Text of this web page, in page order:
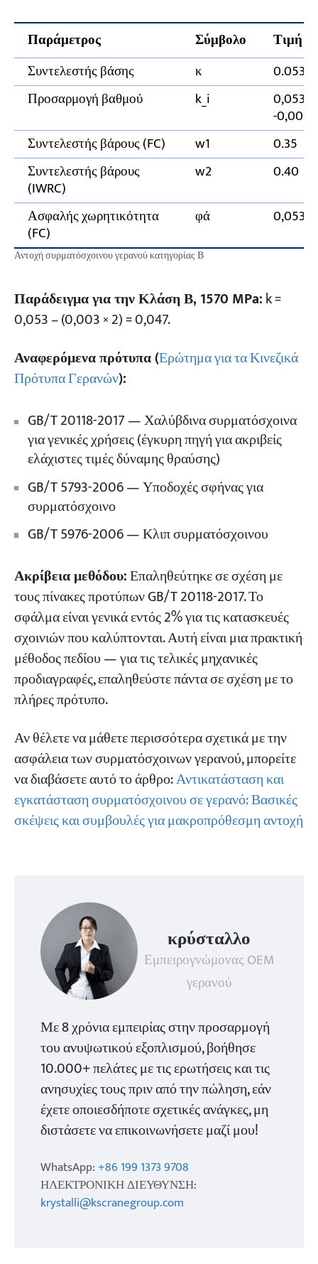
Παράμετρος Σύμβολο
Τιμή
Συντελεστής βάσης
κ
0.053
Προσαρμογή βαθμού
k_i 0,053 ±
-0,001)
Συντελεστής βάρους (FC)
w1
0.35
Συντελεστής βάρους
(IWRC)
w2 0.40
Ασφαλής χωρητικότητα
(FC)
φά 0,053 ×
Αντοχή συρματόσχοινου γερανού κατηγορίας Β
Παράδειγμα για την Κλάση Β, 1570 MPa:k =
0,053 – (0,003 × 2) = 0,047.
Αναφερόμενα πρότυπα (Ερώτημα για τα Κινεζικά
Πρότυπα Γερανών):
GB/T 20118-2017 — Χαλύβδινα συρματόσχοινα
για γενικές χρήσεις (έγκυρη πηγή για ακριβείς
ελάχιστες τιμές δύναμης θραύσης)
GB/T 5793-2006 — Υποδοχές σφήνας για
συρματόσχοινο
GB/T 5976-2006 — Κλιπ συρματόσχοινου
Ακρίβεια μεθόδου:Επαληθεύτηκε σε σχέση με
τους πίνακες προτύπων GB/T 20118-2017. Το
σφάλμα είναι γενικά εντός 2% για τις κατασκευές
σχοινιών που καλύπτονται. Αυτή είναι μια πρακτική
μέθοδος πεδίου — για τις τελικές μηχανικές
προδιαγραφές, επαληθεύστε πάντα σε σχέση με το
πλήρες πρότυπο.
Αν θέλετε να μάθετε περισσότερα σχετικά με την
ασφάλεια των συρματόσχοινων γερανού, μπορείτε
να διαβάσετε αυτό το άρθρο:Αντικατάσταση και
εγκατάσταση συρματόσχοινου σε γερανό: Βασικές
σκέψεις και συμβουλές για μακροπρόθεσμη αντοχή
κρύσταλλο
Εμπειρογνώμονας OEM
γερανού
Με 8 χρόνια εμπειρίας στην προσαρμογή
του ανυψωτικού εξοπλισμού, βοήθησε
10.000+ πελάτες με τις ερωτήσεις και τις
ανησυχίες τους πριν από την πώληση, εάν
έχετε οποιεσδήποτε σχετικές ανάγκες, μη
διστάσετε να επικοινωνήσετε μαζί μου!
WhatsApp:+86 199 1373 9708
ΗΛΕΚΤΡΟΝΙΚΗ ΔΙΕΥΘΥΝΣΗ:
krystalli@kscranegroup.com